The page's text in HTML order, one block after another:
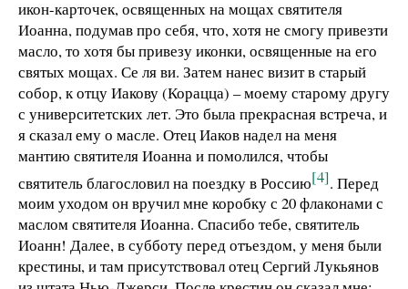
икон-карточек, освященных на мощах святителя
Иоанна, подумав про себя, что, хотя не смогу привезти
масло, то хотя бы привезу иконки, освященные на его
святых мощах. Се ля ви. Затем нанес визит в старый
собор, к отцу Иакову (Корацца) – моему старому другу
с университетских лет. Это была прекрасная встреча, и
я сказал ему о масле. Отец Иаков надел на меня
мантию святителя Иоанна и помолился, чтобы
святитель благословил на поездку в Россию[4]. Перед
моим уходом он вручил мне коробку с 20 флаконами с
маслом святителя Иоанна. Спасибо тебе, святитель
Иоанн! Далее, в субботу перед отъездом, у меня были
крестины, и там присутствовал отец Сергий Лукьянов